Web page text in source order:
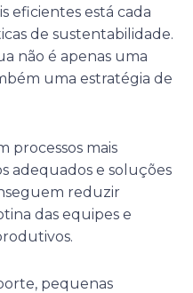
eficientes está cada
de sustentabilidade.
não é apenas uma
uma estratégia de
processos mais
adequados e soluções
reduzir
das equipes e
pequenas